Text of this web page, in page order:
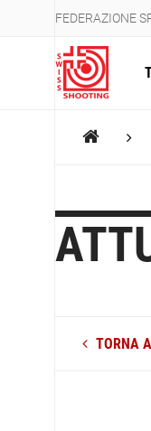
FEDERAZIONE
TORNA